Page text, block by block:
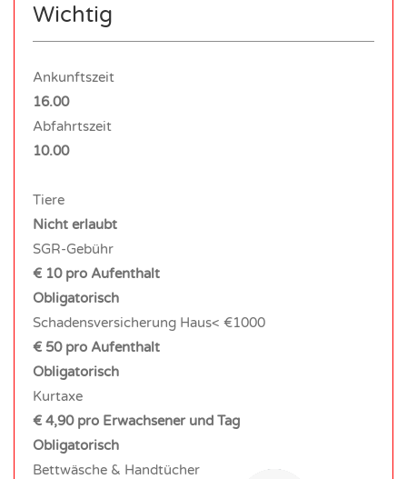
Wichtig
Ankunftszeit
16.00
Abfahrtszeit
10.00
Tiere
Nicht erlaubt
SGR-Gebühr
€ 10 pro Aufenthalt
Obligatorisch
Schadensversicherung Haus< €1000
€ 50 pro Aufenthalt
Obligatorisch
Kurtaxe
€ 4,90 pro Erwachsener und Tag
Obligatorisch
Bettwäsche & Handtücher